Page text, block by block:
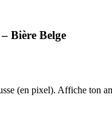
Bière Belge
(en pixel). Affiche ton